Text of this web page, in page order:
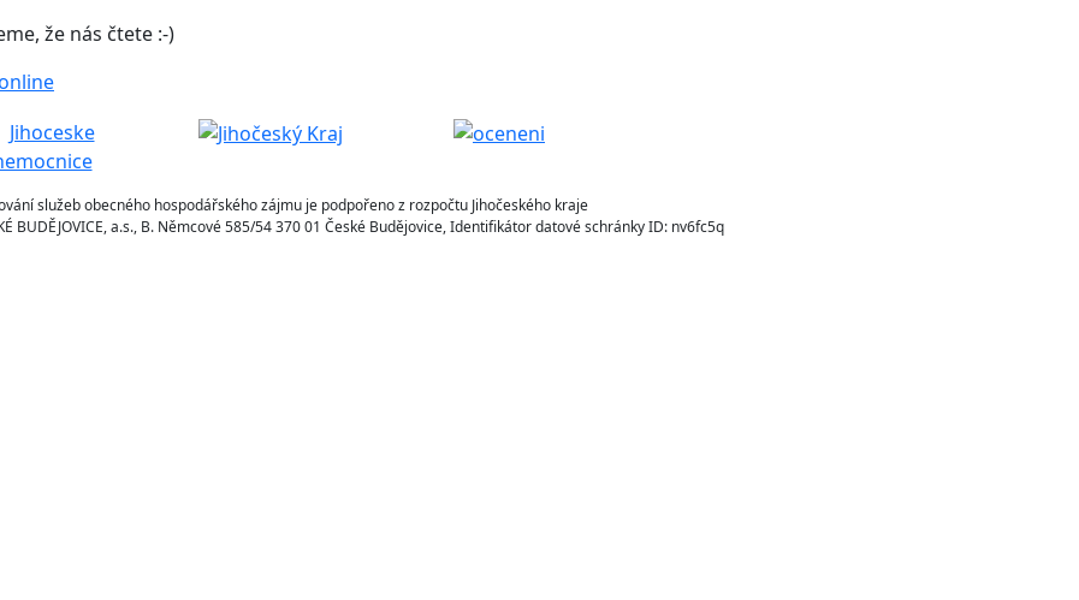
že nás čtete :-)
služeb obecného hospodářského zájmu je podpořeno z rozpočtu Jihočeského kraje
BUDĚJOVICE, a.s., B. Němcové 585/54 370 01 České Budějovice, Identifikátor datové schránky ID: nv6fc5q